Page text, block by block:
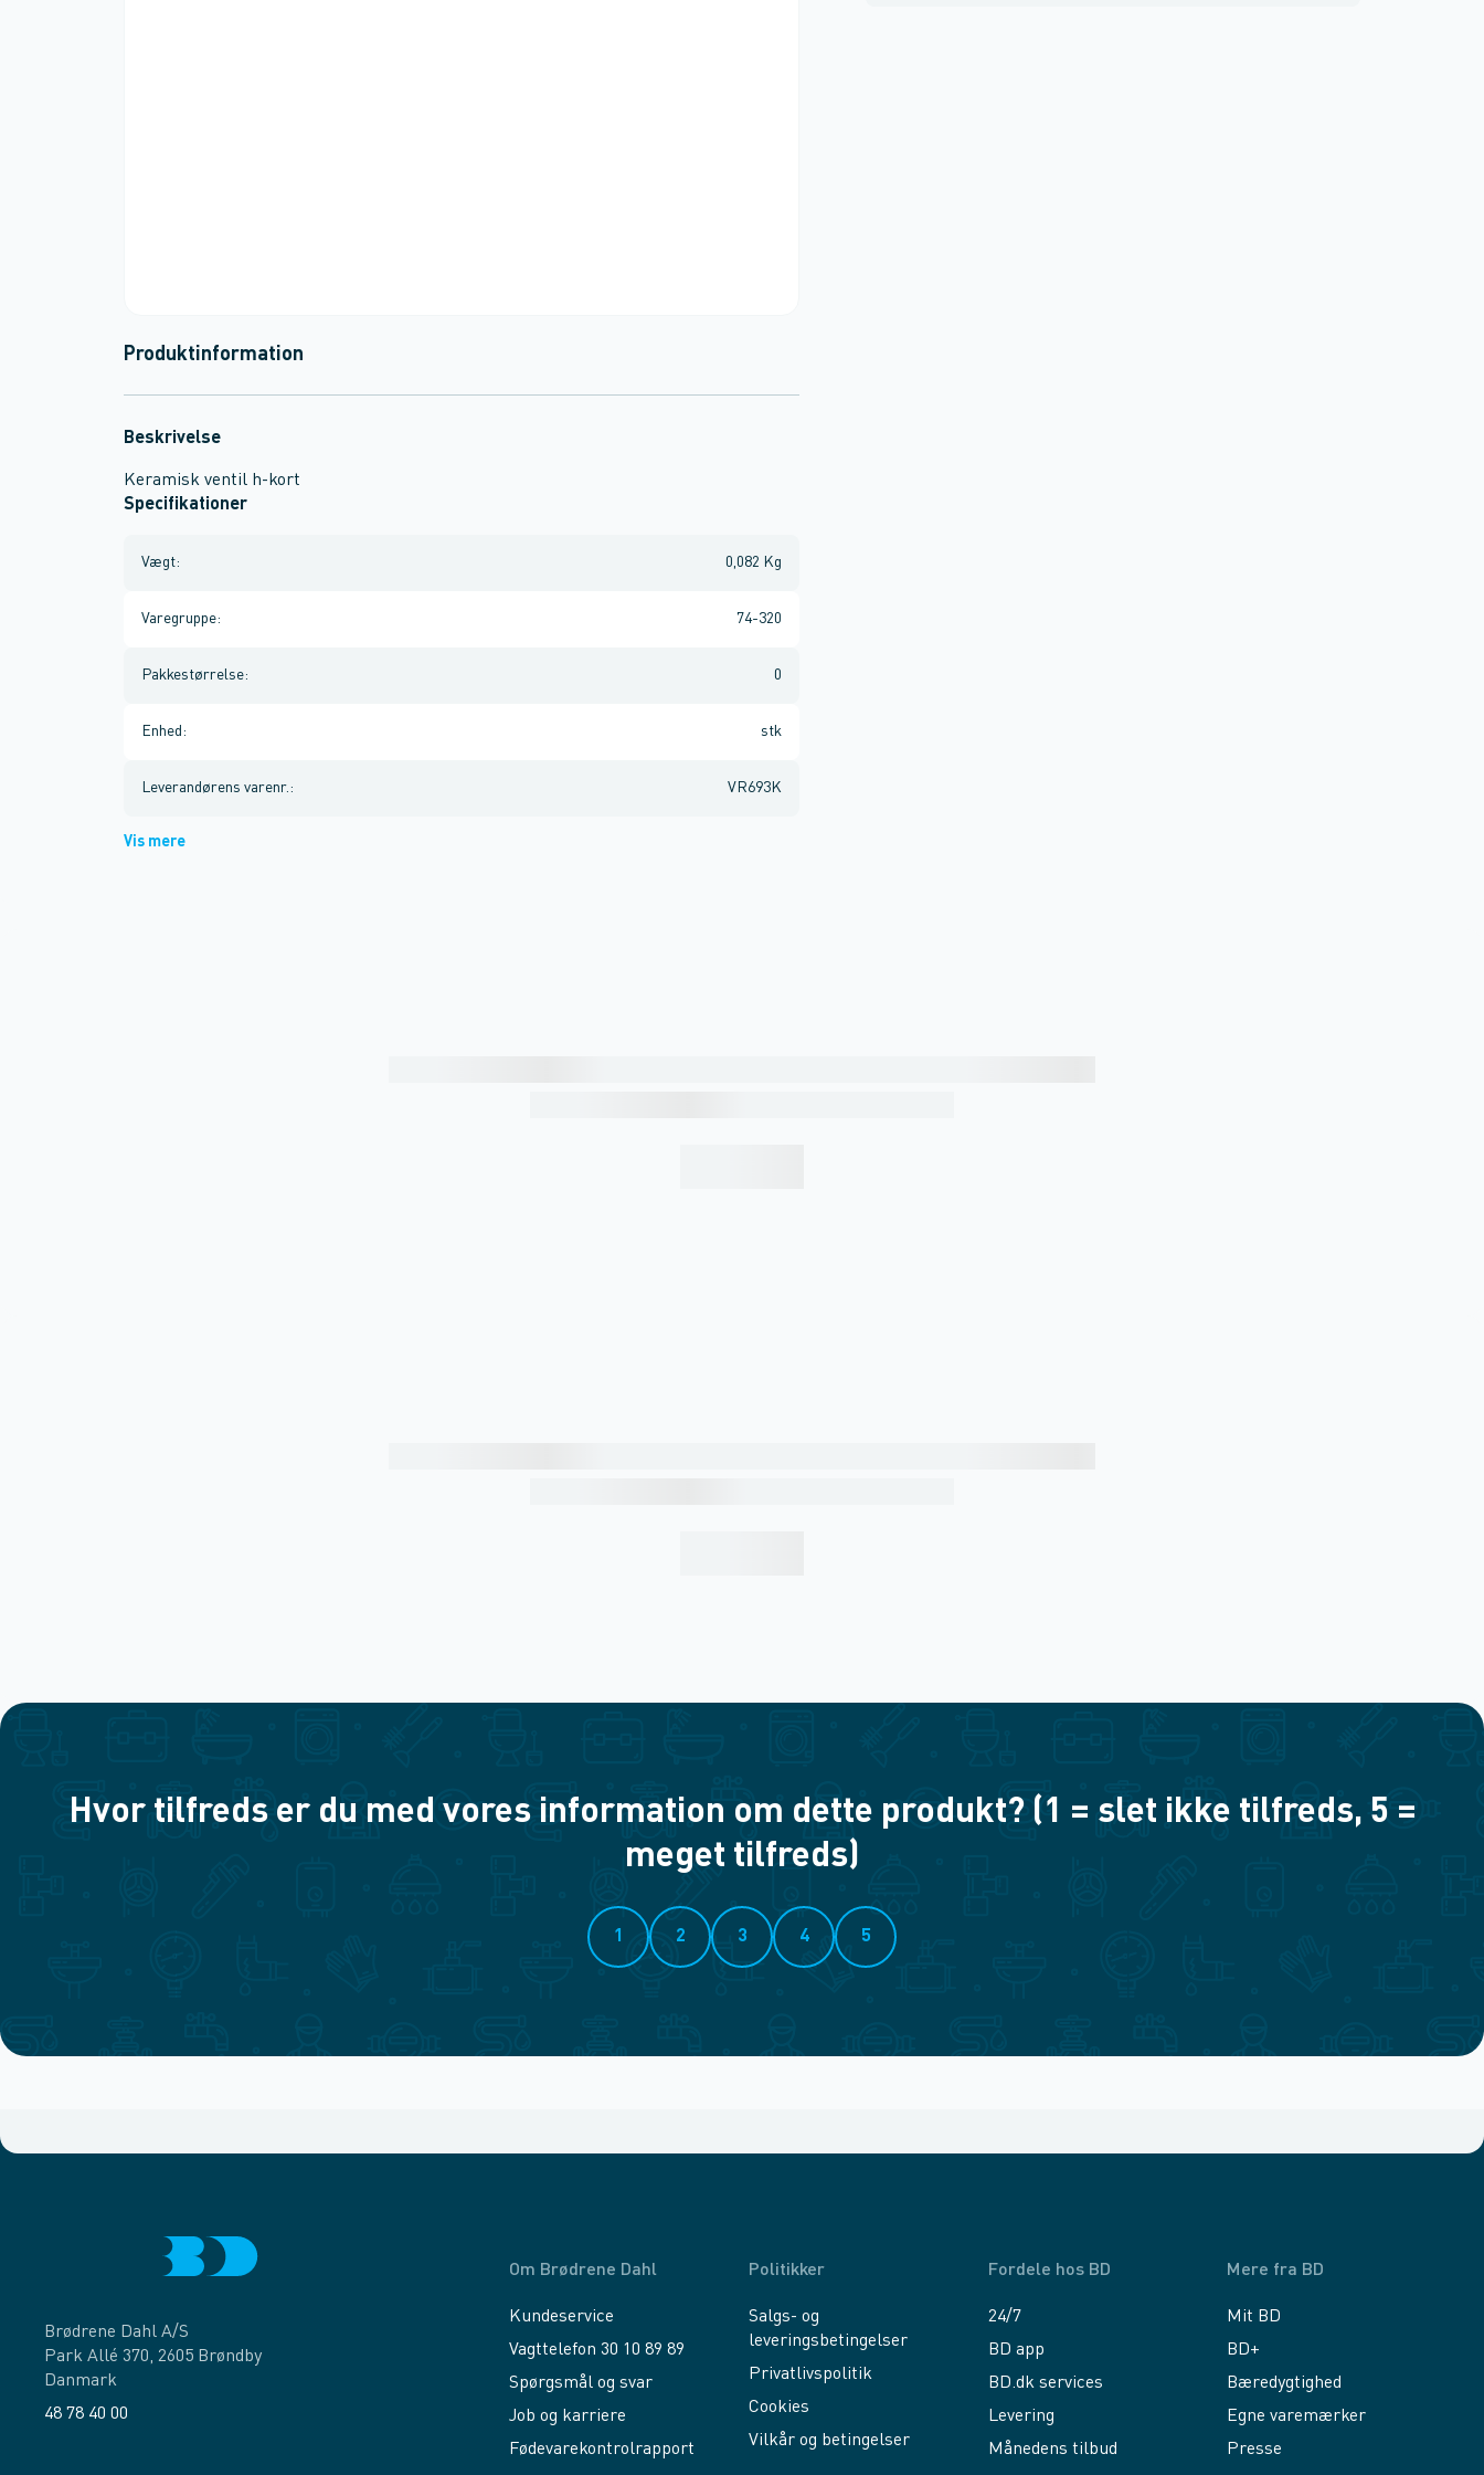
Produktinformation
Beskrivelse
Keramisk ventil h-kort
Specifikationer
Vægt: 0,082 Kg
Varegruppe: 74-320
Pakkestørrelse: 0
Enhed : stk
Leverandørens varenr. : VR693K
Vis mere
Hvor tilfreds er du med vores information om dette produkt? (1 = slet ikke tilfreds, 5 =
meget tilfreds)
1 2 3 4 5
Brødrene Dahl A/S
Park Allé 370, 2605 Brøndby
Danmark
48 78 40 00
Om Brødrene Dahl
Kundeservice
Vagttelefon 30 10 89 89
Spørgsmål og svar
Job og karriere
Fødevarekontrolrapport
Politikker
Salgs- og
leveringsbetingelser
Privatlivspolitik
Cookies
Vilkår og betingelser
Fordele hos BD
24/7
BD app
BD.dk services
Levering
Månedens tilbud
Mere fra BD
Mit BD
BD+
Bæredygtighed
Egne varemærker
Presse